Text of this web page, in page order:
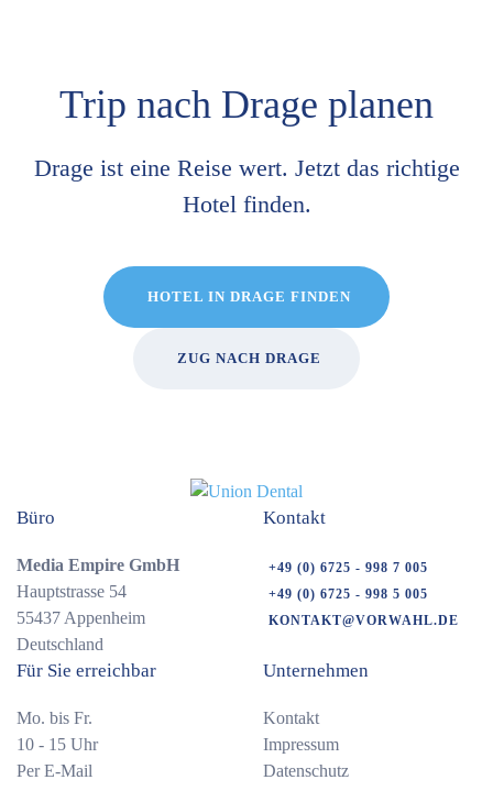
Trip nach Drage planen
Drage ist eine Reise wert. Jetzt das richtige
Hotel finden.
HOTEL IN DRAGE FINDEN
ZUG NACH DRAGE
Büro
Media Empire GmbH
Hauptstrasse 54
55437 Appenheim
Deutschland
Kontakt
+49 (0) 6725 - 998 7 005
+49 (0) 6725 - 998 5 005
KONTAKT@VORWAHL.DE
Für Sie erreichbar
Mo. bis Fr.
10 - 15 Uhr
Per E-Mail
Unternehmen
Kontakt
Impressum
Datenschutz